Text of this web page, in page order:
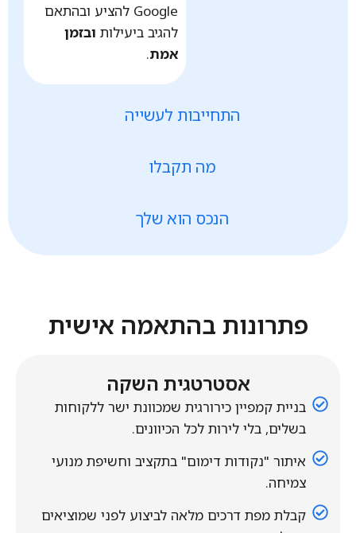
התחייבות לעשייה
מה תקבלו
הנכס הוא שלך
Google להציע ובהתאם
להגיב ביעילות ובזמן
אמת.
פתרונות בהתאמה אישית
אסטרטגית השקה
בניית קמפיין כירורגית שמכוונת ישר ללקוחות
בשלים, בלי לירות לכל הכיוונים.
איתור "נקודות דימום" בתקציב וחשיפת מנועי
צמיחה.
קבלת מפת דרכים מלאה לביצוע לפני שמוציאים